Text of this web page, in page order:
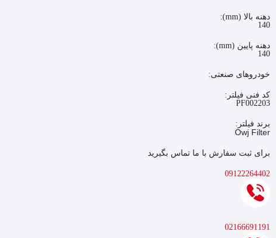
دهنه بالا (mm):
140
دهنه پایین (mm):
140
خودروهای صنعتی:
کد فنی فیلتر:
PF002203
برند فیلتر:
Owj Filter
برای ثبت سفارش با ما تماس بگیرید
09122264402
02166691191